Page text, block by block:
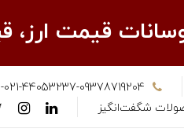
قیمت
021-44053237-09378719204
شگفت‌انگیز